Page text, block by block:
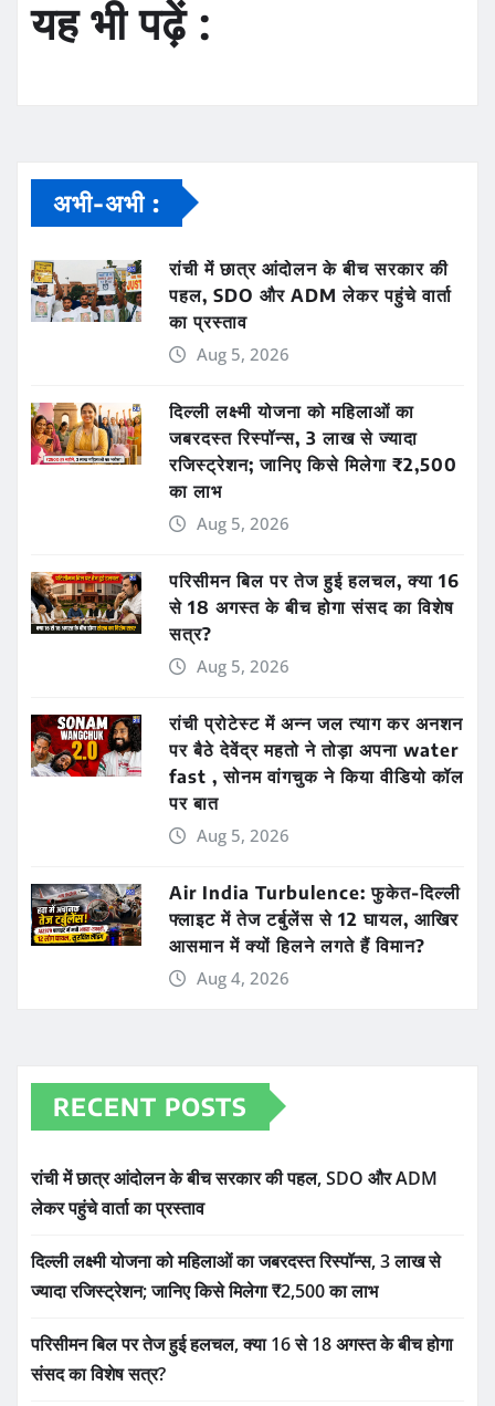
यह भी पढ़ें :
अभी-अभी :
रांची में छात्र आंदोलन के बीच सरकार की
पहल, SDO और ADM लेकर पहुंचे वार्ता
का प्रस्ताव
Aug 5, 2026
दिल्ली लक्ष्मी योजना को महिलाओं का
जबरदस्त रिस्पॉन्स, 3 लाख से ज्यादा
रजिस्ट्रेशन; जानिए किसे मिलेगा ₹2,500
का लाभ
Aug 5, 2026
परिसीमन बिल पर तेज हुई हलचल, क्या 16
से 18 अगस्त के बीच होगा संसद का विशेष
सत्र?
Aug 5, 2026
रांची प्रोटेस्ट में अन्न जल त्याग कर अनशन
पर बैठे देवेंद्र महतो ने तोड़ा अपना water
fast , सोनम वांगचुक ने किया वीडियो कॉल
पर बात
Aug 5, 2026
Air India Turbulence: फुकेत-दिल्ली
फ्लाइट में तेज टर्बुलेंस से 12 घायल, आखिर
आसमान में क्यों हिलने लगते हैं विमान?
Aug 4, 2026
RECENT POSTS
रांची में छात्र आंदोलन के बीच सरकार की पहल, SDO और ADM
लेकर पहुंचे वार्ता का प्रस्ताव
दिल्ली लक्ष्मी योजना को महिलाओं का जबरदस्त रिस्पॉन्स, 3 लाख से
ज्यादा रजिस्ट्रेशन; जानिए किसे मिलेगा ₹2,500 का लाभ
परिसीमन बिल पर तेज हुई हलचल, क्या 16 से 18 अगस्त के बीच होगा
संसद का विशेष सत्र?